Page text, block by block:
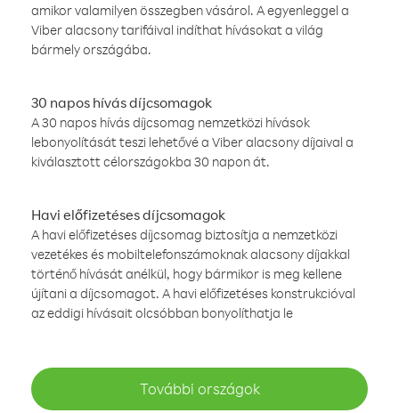
amikor valamilyen összegben vásárol. A egyenleggel a
Viber alacsony tarifáival indíthat hívásokat a világ
bármely országába.
30 napos hívás díjcsomagok
A 30 napos hívás díjcsomag nemzetközi hívások
lebonyolítását teszi lehetővé a Viber alacsony díjaival a
kiválasztott célországokba 30 napon át.
Havi előfizetéses díjcsomagok
A havi előfizetéses díjcsomag biztosítja a nemzetközi
vezetékes és mobiltelefonszámoknak alacsony díjakkal
történő hívását anélkül, hogy bármikor is meg kellene
újítani a díjcsomagot. A havi előfizetéses konstrukcióval
az eddigi hívásait olcsóbban bonyolíthatja le
További országok